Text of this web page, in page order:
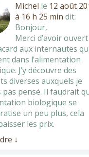
Michel le 12 août
à 16 h 25 min dit:
Bonjour,
Merci d’avoir ouvert
aux internautes
dans l’alimentation
J’y découvre des
diverses auxquels je
pas pensé. Il faudrait
biologique se
un peu plus, cela
les prix.
↓